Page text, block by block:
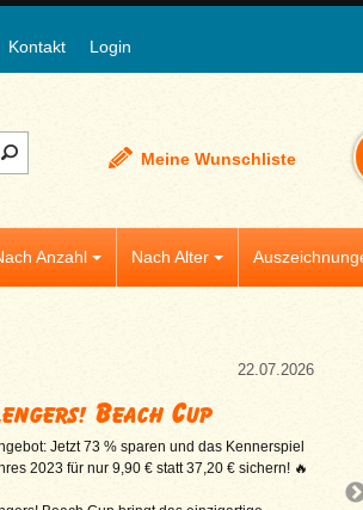
Kontakt Login
Meine Wunschliste
Anzahl Nach Alter
22.07.2026
Beach Cup
Jetzt 73 % sparen und das Kennerspiel
2023 für nur 9,90 € statt 37,20 € sichern! 🔥